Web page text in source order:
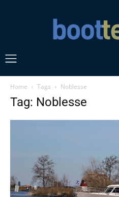
Home Tags Noblesse
Tag: Noblesse